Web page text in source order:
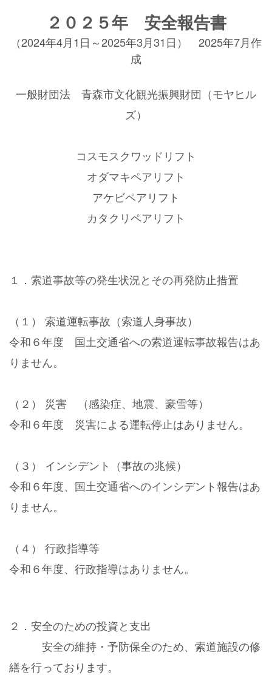
２０２５年 安全報告書
（2024年4月1日～2025年3月31日） 2025年7月作
成
一般財団法 青森市文化観光振興財団（モヤヒル
ズ）
コスモスクワッドリフト
オダマキペアリフト
アケビペアリフト
カタクリペアリフト
１．索道事故等の発生状況とその再発防止措置
（１） 索道運転事故（索道人身事故）
令和６年度 国土交通省への索道運転事故報告はあ
りません。
（２） 災害 （感染症、地震、豪雪等）
令和６年度 災害による運転停止はありません。
（３） インシデント（事故の兆候）
令和６年度、国土交通省へのインシデント報告はあ
りません。
（４） 行政指導等
令和６年度、行政指導はありません。
２．安全のための投資と支出
安全の維持・予防保全のため、索道施設の修
繕を行っております。